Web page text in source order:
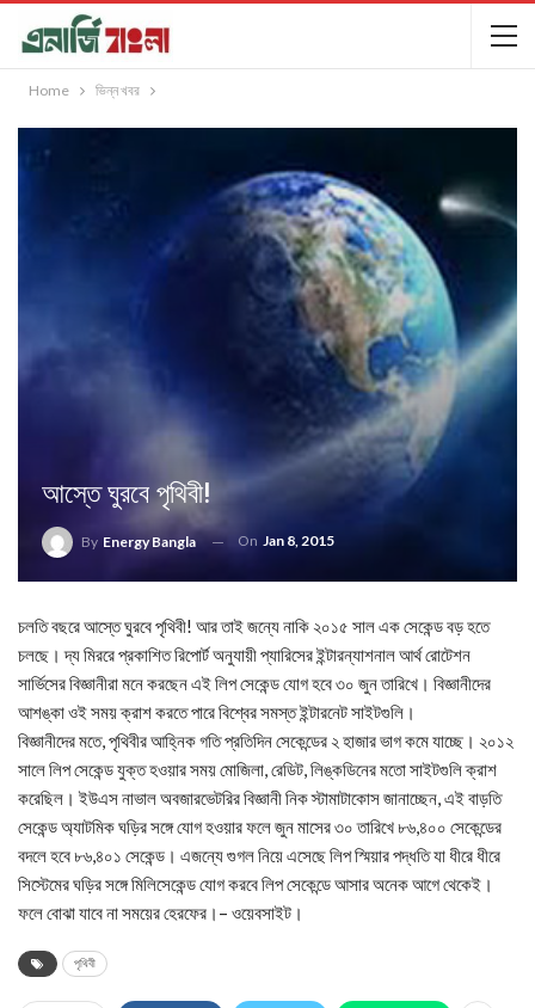
Home ভিন্ন খবর
আস্তে ঘুরবে পৃথিবী!
By Energy Bangla On Jan 8, 2015
চলতি বছরে আস্তে ঘুরবে পৃথিবী! আর তাই জন্যে নাকি ২০১৫ সাল এক সেকেন্ড বড় হতে
চলছে। দ্য মিররে প্রকাশিত রিপোর্ট অনুযায়ী প্যারিসের ইন্টারন্যাশনাল আর্থ রোটেশন
সার্ভিসের বিজ্ঞানীরা মনে করছেন এই লিপ সেকেন্ড যোগ হবে ৩০ জুন তারিখে। বিজ্ঞানীদের
আশঙ্কা ওই সময় ক্রাশ করতে পারে বিশ্বের সমস্ত ইন্টারনেট সাইটগুলি।
বিজ্ঞানীদের মতে, পৃথিবীর আহ্নিক গতি প্রতিদিন সেকেন্ডের ২ হাজার ভাগ কমে যাচ্ছে। ২০১২
সালে লিপ সেকেন্ড যুক্ত হওয়ার সময় মোজিলা, রেডিট, লিঙ্কডিনের মতো সাইটগুলি ক্রাশ
করেছিল। ইউএস নাভাল অবজারভেটরির বিজ্ঞানী নিক স্টামাটাকোস জানাচ্ছেন, এই বাড়তি
সেকেন্ড অ্যাটমিক ঘড়ির সঙ্গে যোগ হওয়ার ফলে জুন মাসের ৩০ তারিখে ৮৬,৪০০ সেকেন্ডের
বদলে হবে ৮৬,৪০১ সেকেন্ড। এজন্যে গুগল নিয়ে এসেছে লিপ স্মিয়ার পদ্ধতি যা ধীরে ধীরে
সিস্টেমের ঘড়ির সঙ্গে মিলিসেকেন্ড যোগ করবে লিপ সেকেন্ডে আসার অনেক আগে থেকেই।
ফলে বোঝা যাবে না সময়ের হেরফের।– ওয়েবসাইট।
পৃথিবী